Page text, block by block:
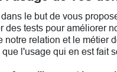
le but de vous
des tests pour améliorer
notre relation et le métier
l'usage qui en est fait